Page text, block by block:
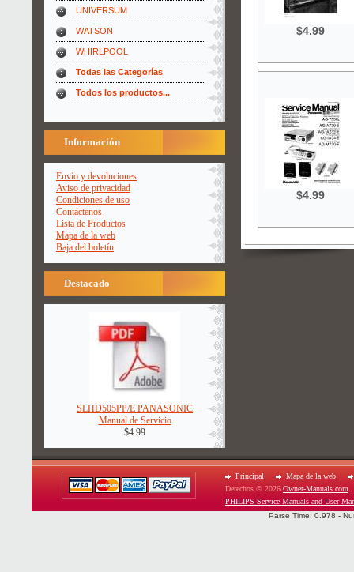
UNIVERSUM
WATSON
WHIRLPOOL
Todas las Categorías
Todos los productos...
Información
Envío y devoluciones
Aviso de privacidad
Condiciones de uso
Contáctenos
Lista de Productos
Mapa de la web
Baja del boletín
Destacado
SLHD505PP/E PANASONIC
Manual de Servicio
$4.99
$4.99
$4.99
Principal
Mapa de la web
Derechos © 2026 Owner-Manuals.com
PHILIPS Service Manuals and User
Parse Time: 0.978 -